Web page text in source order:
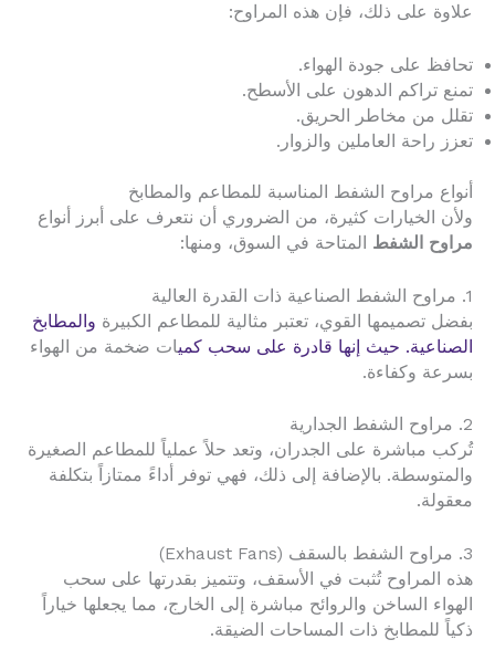
علاوة على ذلك، فإن هذه المراوح:
تحافظ على جودة الهواء.
تمنع تراكم الدهون على الأسطح.
تقلل من مخاطر الحريق.
تعزز راحة العاملين والزوار.
أنواع مراوح الشفط المناسبة للمطاعم والمطابخ
ولأن الخيارات كثيرة، من الضروري أن نتعرف على أبرز أنواع
مراوح الشفط المتاحة في السوق، ومنها:
1. مراوح الشفط الصناعية ذات القدرة العالية
بفضل تصميمها القوي، تعتبر مثالية للمطاعم الكبيرة والمطابخ
الصناعية. حيث إنها قادرة على سحب كميات ضخمة من الهواء
بسرعة وكفاءة.
2. مراوح الشفط الجدارية
تُركب مباشرة على الجدران، وتعد حلاً عملياً للمطاعم الصغيرة
والمتوسطة. بالإضافة إلى ذلك، فهي توفر أداءً ممتازاً بتكلفة
معقولة.
3. مراوح الشفط بالسقف (Exhaust Fans)
هذه المراوح تُثبت في الأسقف، وتتميز بقدرتها على سحب
الهواء الساخن والروائح مباشرة إلى الخارج، مما يجعلها خياراً
ذكياً للمطابخ ذات المساحات الضيقة.